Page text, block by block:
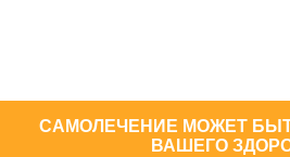
САМОЛЕЧЕНИЕ МОЖЕТ
ВАШЕГО